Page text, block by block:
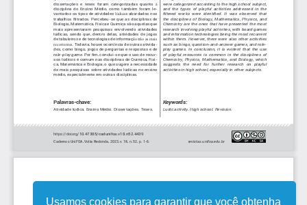
Usamos cookies para garantir que você obtenha